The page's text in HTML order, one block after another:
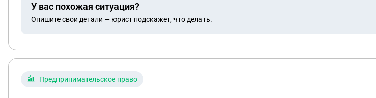
У вас похожая ситуация?
Опишите свои детали — юрист подскажет, что делать.
Предпринимательское право